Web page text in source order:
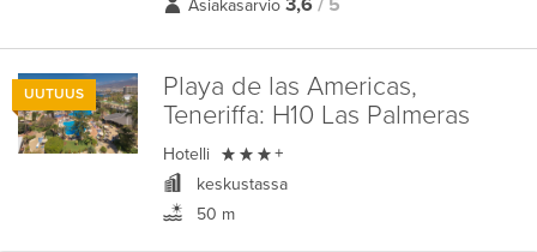
Asiakasarvio 3,6 / 5
UUTUUS
Playa de las Americas,
Teneriffa: H10 Las Palmeras
Hotelli  +
keskustassa
50 m